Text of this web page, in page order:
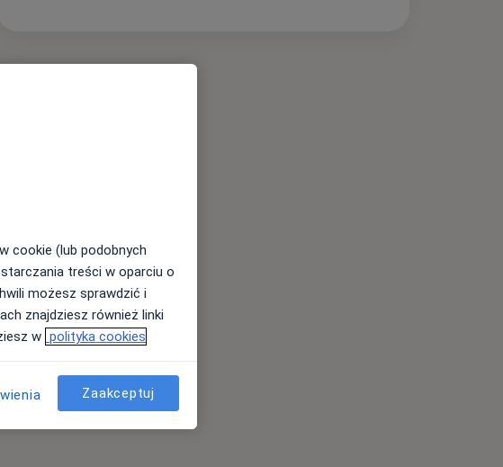
cookie (lub podobnych
treści w oparciu o
możesz sprawdzić i
znajdziesz również linki
w polityka cookies
Zaakceptuj